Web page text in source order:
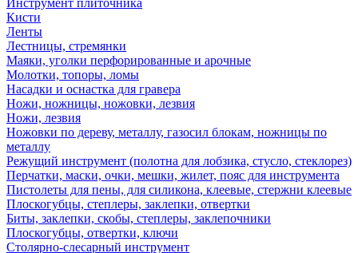
Инструмент плиточника
Кисти
Ленты
Лестницы, стремянки
Маяки, уголки перфорированные и арочные
Молотки, топоры, ломы
Насадки и оснастка для гравера
Ножи, ножницы, ножовки, лезвия
Ножи, лезвия
Ножовки по дереву, металлу, газосил блокам, ножницы по
металлу
Режущий инструмент (полотна для лобзика, стусло, стеклорез)
Перчатки, маски, очки, мешки, жилет, пояс для инструмента
Пистолеты для пены, для силикона, клеевые, стержни клеевые
Плоскогубцы, степлеры, заклепки, отвертки
Биты, заклепки, скобы, степлеры, заклепочники
Плоскогубцы, отвертки, ключи
Столярно-слесарный инструмент